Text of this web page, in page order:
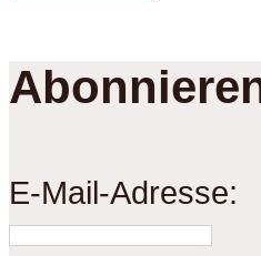
E-Mail-Adresse: